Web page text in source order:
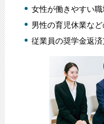
女性が働きやすい
男性の育児休業な
従業員の奨学金返